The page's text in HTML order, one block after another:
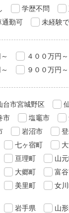
学歴不問
通勤可 未経験
４００万円～
９００万円～
台市宮城野区
市 塩竈市
岩沼市
七ヶ宿町
亘理町 山
大郷町 富
美里町 女
岩手県 山